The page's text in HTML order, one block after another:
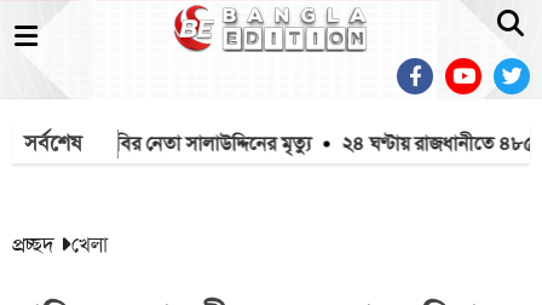
সর্বশেষ
আহত শিবির নেতা সালাউদ্দিনের মৃত্যু ২৪ ঘণ্টায় রাজধানীতে ৪৮৫ জন
প্রচ্ছদ খেলা